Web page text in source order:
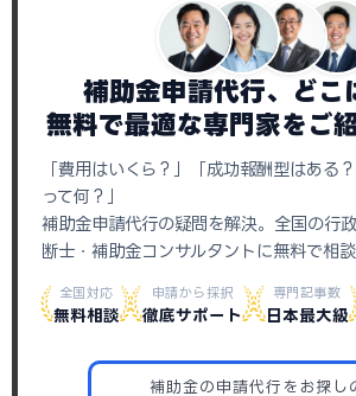
補助金申請代行、どこ
無料で最適な専門家をご紹
「費用はいくら？」「成功報酬型はある
って何？」
補助金申請代行の疑問を解決。全国の行
断士・補助金コンサルタントに無料で相談
全国対応
無料相談
申請から採択
徹底サポート
専門記事数
日本最大級
補助金の申請代行をお探し